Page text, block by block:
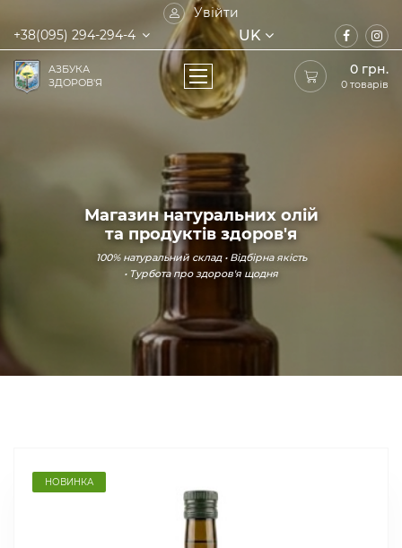
Увійти
+38(095) 294-294-4
UK
АЗБУКА
ЗДОРОВ'Я
0 грн.
0 товарів
Магазин натуральних олій
та продуктів здоров'я
100% натуральний склад • Відбірна якість
• Турбота про здоров'я щодня
НОВИНКА